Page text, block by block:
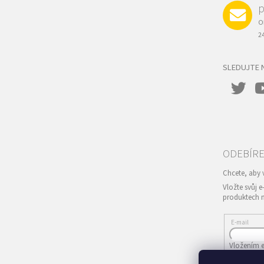
SLEDUJTE
Vložte svůj
produktech
E-mail
Vložením